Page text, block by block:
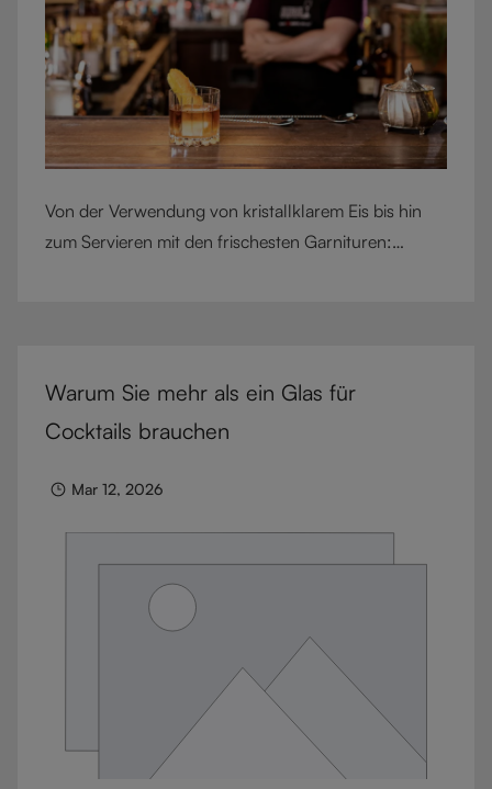
Von der Verwendung von kristallklarem Eis bis hin
zum Servieren mit den frischesten Garnituren:
Warum Sie mehr als ein Glas für
Cocktails brauchen
Mar 12, 2026